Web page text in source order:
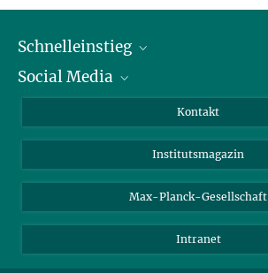
Schnelleinstieg
Alumni
Fördernde
Schulen
Studierende
Social Media
Bluesky
Facebook
YouTube
Kontakt
Institutsmagazin
Max-Planck-Gesellschaft
Intranet